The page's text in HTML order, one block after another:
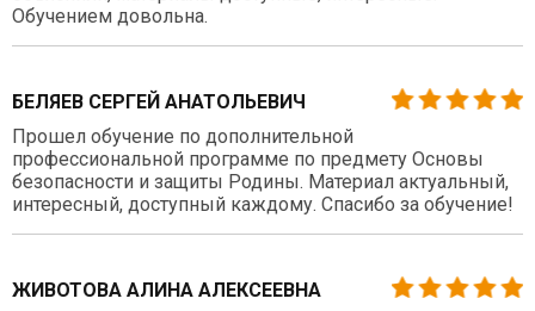
Обучением довольна.
БЕЛЯЕВ СЕРГЕЙ АНАТОЛЬЕВИЧ
Прошел обучение по дополнительной
профессиональной программе по предмету Основы
безопасности и защиты Родины. Материал актуальный,
интересный, доступный каждому. Спасибо за обучение!
ЖИВОТОВА АЛИНА АЛЕКСЕЕВНА